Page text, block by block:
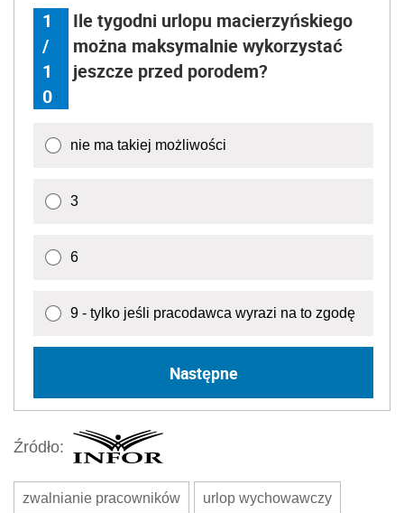
1
/
1
0
Ile tygodni urlopu macierzyńskiego
można maksymalnie wykorzystać
jeszcze przed porodem?
nie ma takiej możliwości
3
6
9 - tylko jeśli pracodawca wyrazi na to zgodę
Następne
Źródło:
zwalnianie pracowników urlop wychowawczy